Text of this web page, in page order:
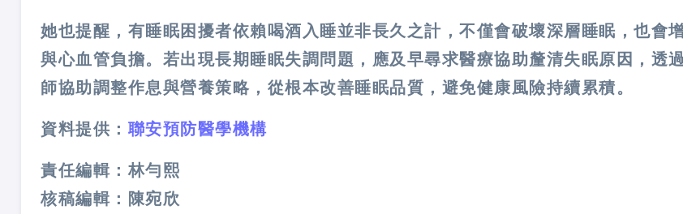
她也提醒，有睡眠困擾者依賴喝酒入睡並非長久之計，不僅會破壞深層睡眠，也會
與心血管負擔。若出現長期睡眠失調問題，應及早尋求醫療協助釐清失眠原因，透
師協助調整作息與營養策略，從根本改善睡眠品質，避免健康風險持續累積。
資料提供： 聯安預防醫學機構
責任編輯：林勻熙
核稿編輯：陳宛欣